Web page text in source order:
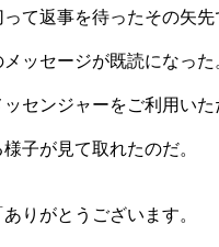
て返事を待ったその矢先
ッセージが既読になっ
センジャーをご利用い
子が見て取れたのだ。
りがとうございます。